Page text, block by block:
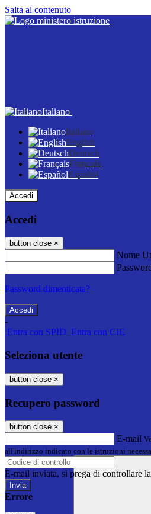
Salta al contenuto
Italiano
Italiano
English
Deutsch
Français
Español
Accedi
Accedi
button close ×
Nome
Password dimenticata?
-
Entra con SPID Entra con CIE
Seleziona utente
button close ×
Recupero password
button close ×
E-mail
all'indirizzo indicato con le istruzioni
E-mail inviata, si prega di controllare
Errore